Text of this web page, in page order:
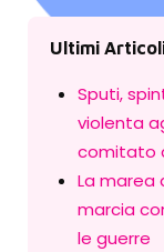
Ultimi
Sputi,
violenta
comitato
La marea
marcia
le guerre